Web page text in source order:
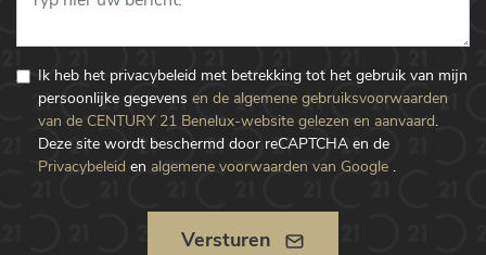
Ik heb het privacybeleid met betrekking tot het gebruik van mijn
persoonlijke gegevens en de algemene gebruiksvoorwaarden
van de CENTURY 21 Benelux-website gelezen en aanvaard.
Deze site wordt beschermd door reCAPTCHA en de
Privacybeleid en algemene voorwaarden van Google .
Versturen